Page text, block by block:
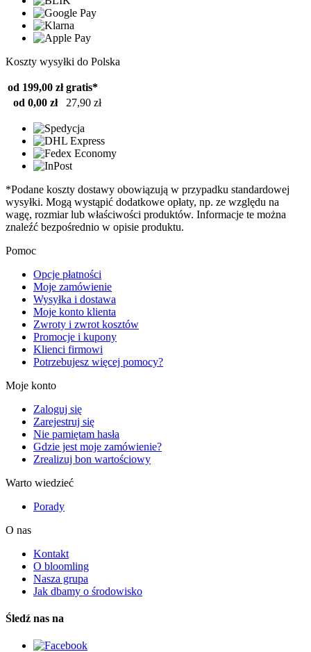
Koszty wysyłki do Polska
od 199,00 zł gratis*
od 0,00 zł
27,90 zł
*Podane koszty dostawy obowiązują w przypadku standardowej
wysyłki. Mogą wystąpić dodatkowe opłaty, np. ze względu na
wagę, rozmiar lub właściwości produktów. Informacje te można
znaleźć bezpośrednio w opisie produktu.
Pomoc
Opcje płatności
Moje zamówienie
Wysyłka i dostawa
Moje konto klienta
Zwroty i zwrot kosztów
Promocje i kupony
Klienci firmowi
Potrzebujesz więcej pomocy?
Moje konto
Zaloguj się
Zarejestruj się
Nie pamiętam hasła
Gdzie jest moje zamówienie?
Zrealizuj bon wartościowy
Warto wiedzieć
Porady
O nas
Kontakt
O bloomling
Nasza grupa
Jak dbamy o środowisko
Śledź nas na